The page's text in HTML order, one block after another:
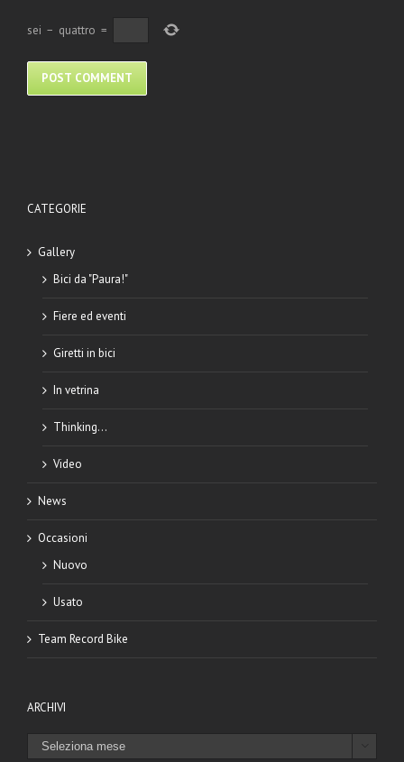
sei − quattro =
CATEGORIE
Gallery
Bici da "Paura!"
Fiere ed eventi
Giretti in bici
In vetrina
Thinking…
Video
News
Occasioni
Nuovo
Usato
Team Record Bike
ARCHIVI
ARCHIVI